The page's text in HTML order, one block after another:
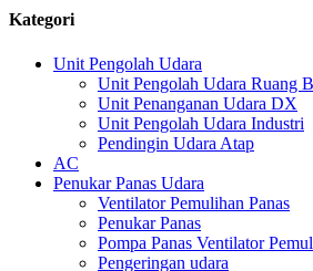
Kategori
Unit Pengolah Udara
Unit Pengolah Udara Ruang
Unit Penanganan Udara DX
Unit Pengolah Udara Industri
Pendingin Udara Atap
AC
Penukar Panas Udara
Ventilator Pemulihan Panas
Penukar Panas
Pompa Panas Ventilator
Pengeringan udara